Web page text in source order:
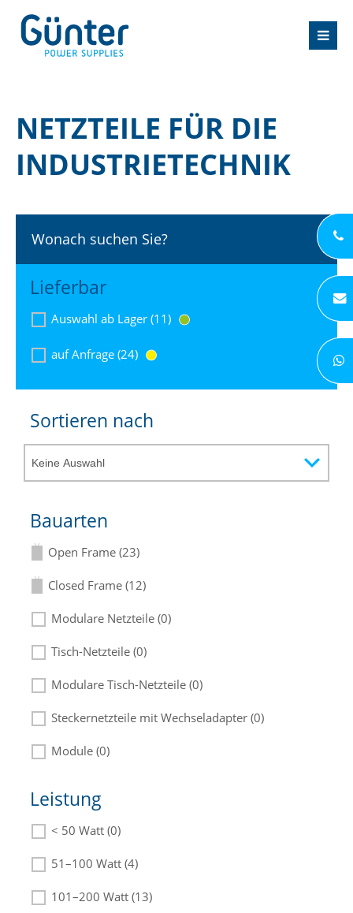
NETZTEILE FÜR DIE
INDUSTRIETECHNIK
Wonach suchen Sie?
Lieferbar
Auswahl ab Lager (11)
auf Anfrage (24)
Sortieren nach
Bauarten
Open Frame (23)
Closed Frame (12)
Modulare Netzteile (0)
Tisch-Netzteile (0)
Modulare Tisch-Netzteile (0)
Steckernetzteile mit Wechseladapter (0)
Module (0)
Die passenden Netzteile finden Sie in der
Beschreibung.
Leistung
< 50 Watt (0)
51–100 Watt (4)
101–200 Watt (13)